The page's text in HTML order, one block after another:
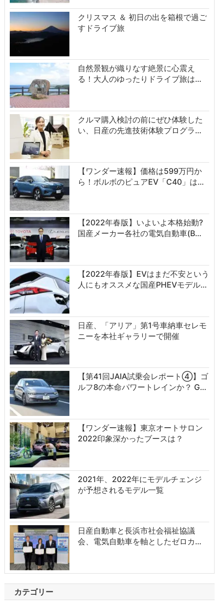
クリスマス ＆ 初日の出を箱根で過ご
すドライブ旅
自然景観が織りなす絶景に心震え
る！大人のゆったりドライブ旅は…
クルマ購入検討の前にぜひ体験した
い、日産の先進技術体験プログラ…
【ワンダー速報】価格は599万円か
ら！ボルボのピュアEV「C40」は…
【2022年春版】いよいよ本格始動?
国産メーカー各社の電気自動車(B…
【2022年春版】EVはまだ不安という
人にもオススメな国産PHEVモデル…
日産、「アリア」第1号車納車セレモ
ニーを本社ギャラリーで開催
【第41回JAIA試乗会レポート④】ゴ
ルフ8の本命パワートレインか？ G…
【ワンダー速報】東京オートサロン
2022印象深かったブースは？
2021年、2022年にモデルチェンジ
が予想されるモデル一覧
日産自動車と長浜市社会福祉協議
会、電気自動車を軸としたゼロカ…
カテゴリー